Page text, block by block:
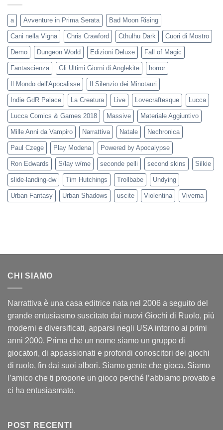
a Avventure in Prima Serata Bad Moon Rising
Cani nella Vigna Chris Crawford Cthulhu Dark Cuori di Mostro
Demo Dungeon World Edizioni Deluxe Fall of Magic
Fantascienza Gli Ultimi Giorni di Anglekite horror
Il Mondo dell'Apocalisse Il Silenzio dei Minotauri
Indie GdR Palace La Creatura Live Lovecraftesque Lucca
Lucca Comics & Games 2018 Massive Materiale Aggiuntivo
Mille Anni da Vampiro Narrattiva Natale Nechronica
Paul Czege Play Modena Powered by Apocalypse
Ron Edwards S/lay w/me seconde pelli second skins Silkie
slide-landing-dw Tim Hutchings Trollbabe Undying
Urban Fantasy Urban Shadows uscite Violentina Viverna
CHI SIAMO
Narrattiva è una casa editrice nata nel 2006 a seguito del
grande entusiasmo suscitato dai nuovi Giochi di Ruolo, più
moderni e diversificati, apparsi negli USA intorno ai primi
anni 2000. Prima che un nome siamo un gruppo di
giocatori, di appassionati e profondi conoscitori dei giochi
di ruolo, fin dai suoi albori. Siamo gente che gioca. Siamo
l’amico che ti propone un gioco perché l’abbiamo provato e
ci ha entusiasmato.
POST RECENTI